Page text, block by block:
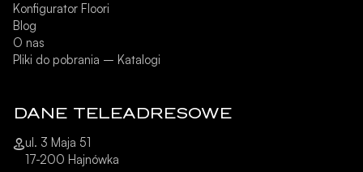
Konfigurator Floori
Blog
O nas
Pliki do pobrania – Katalogi
DANE TELEADRESOWE
ul. 3 Maja 51
17-200 Hajnówka